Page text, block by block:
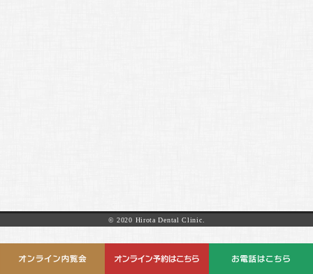
© 2020 Hirota Dental Clinic.